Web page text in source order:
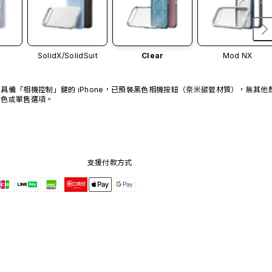
SolidX/SolidSuit Clear Mod NX
具備「相機控制」鍵的 iPhone，已預裝黑色相機按鈕（奈米碳管材質），無其他
色或單售選項。
支援付款方式